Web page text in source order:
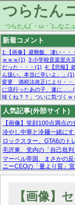
つらたん
つらたん(´・ω・`)...なニ
新着コメント
1:【画像】避難飯、凄い・・
ｗｗｗ(1) 3:小学校音楽室火
だった・・・(1) 4:【悲報】
ん扱い。本当に辛いよ。」(1)
変更 酒税法改正により・・
に流行ったあの子、遂に
味くね？？」ついに気づくｗ
る・・・(1) 9:欧州委員長「
足、限界突破 52%「正社員
人気記事(外部サイト)
【画像】笑顔100点満点
冷やし中華と冷麺一緒に
ロックスター、GTA6の
毛沢東、党内の「自己批
マーベル帝国、まさかの
ニーCEOの「量より質」
察！
【画像あり】Facebookと
【画像】